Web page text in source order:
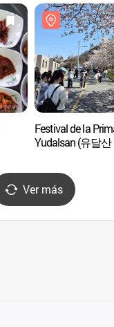
Festival de la
Yudalsan (유달
Ver más